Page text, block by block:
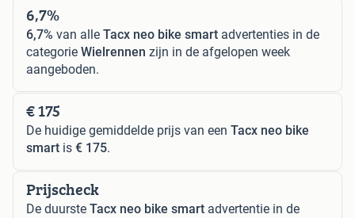
6,7%
6,7% van alle Tacx neo bike smart advertenties in de
categorie Wielrennen zijn in de afgelopen week
aangeboden.
€ 175
De huidige gemiddelde prijs van een Tacx neo bike
smart is € 175.
Prijscheck
De duurste Tacx neo bike smart advertentie in de